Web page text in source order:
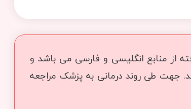
از منابع انگلیسی و فارسی می باشد و
جهت طی روند درمانی به پزشک مراجعه